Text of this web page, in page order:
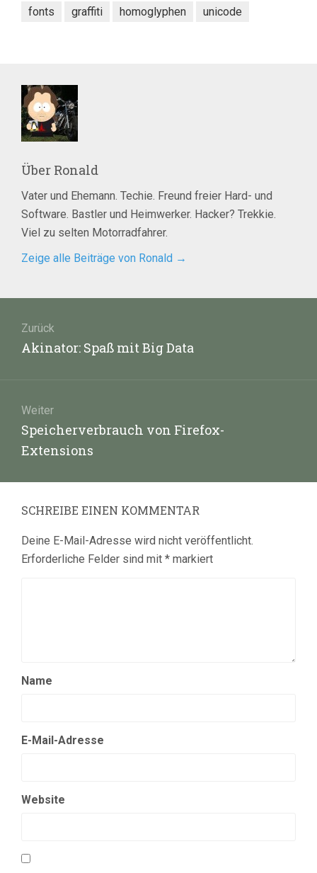
fonts graffiti homoglyphen unicode
Über Ronald
Vater und Ehemann. Techie. Freund freier Hard- und
Software. Bastler und Heimwerker. Hacker? Trekkie.
Viel zu selten Motorradfahrer.
Zeige alle Beiträge von Ronald →
Zurück
Vorheriger
Akinator: Spaß mit Big Data
Weiter
Nächster
Beitrag:
Speicherverbrauch von Firefox-
Extensions
SCHREIBE EINEN KOMMENTAR
Deine E-Mail-Adresse wird nicht veröffentlicht.
Erforderliche Felder sind mit * markiert
Name
E-Mail-Adresse
Website